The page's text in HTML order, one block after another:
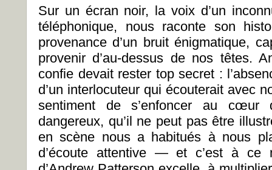
Sur un écran noir, la voix d’un
téléphonique, nous raconte son
provenance d’un bruit énigmatique,
provenir d’au-dessus de nos têtes.
confie devait rester top secret :
d’un interlocuteur qui écouterait avec
sentiment de s’enfoncer au cœur
dangereux, qu’il ne peut pas être
en scène nous a habitués à nous
d’écoute attentive — et c’est à ce